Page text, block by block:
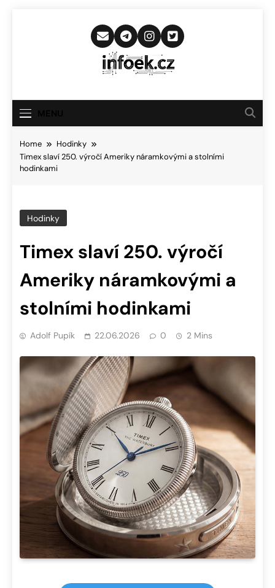
Infoek.cz
Novinkám
Home
Hodinky
Timex slaví 250. výročí Ameriky náramkovými a stolními
hodinkami
Hodinky
Timex slaví 250. výročí
Ameriky náramkovými a
stolními hodinkami
Adolf Pupík 22.06.2026 0 2 Mins